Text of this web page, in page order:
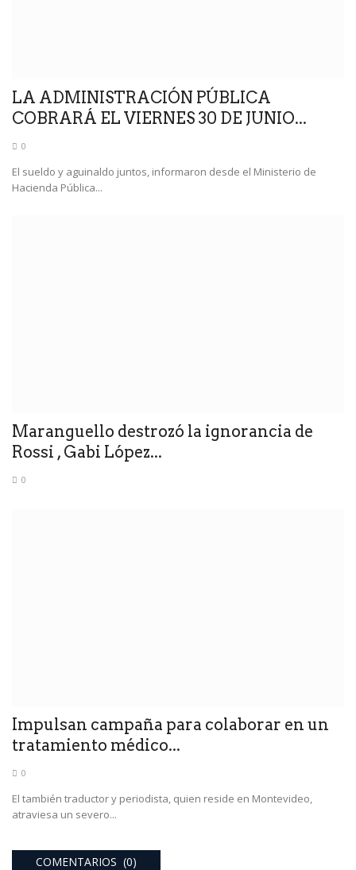
LA ADMINISTRACIÓN PÚBLICA
COBRARÁ EL VIERNES 30 DE JUNIO...
0
El sueldo y aguinaldo juntos, informaron desde el Ministerio de
Hacienda Pública...
Maranguello destrozó la ignorancia de
Rossi , Gabi López...
0
Impulsan campaña para colaborar en un
tratamiento médico...
0
El también traductor y periodista, quien reside en Montevideo,
atraviesa un severo...
COMENTARIOS (0)